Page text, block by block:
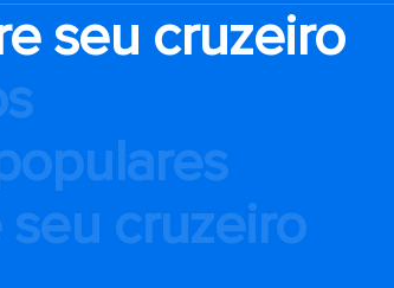
seu cruzeiro
seu cruzeiro